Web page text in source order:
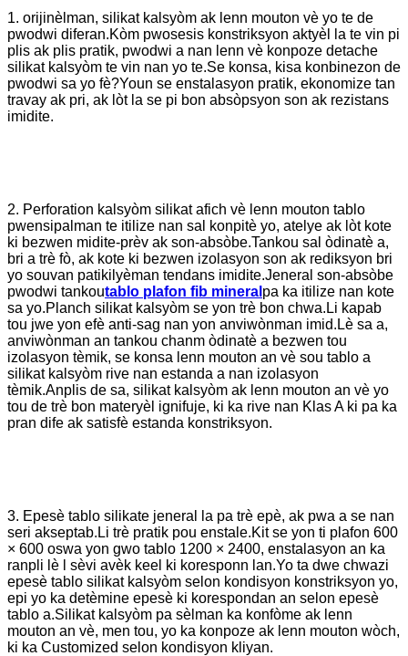
1. orijinèlman, silikat kalsyòm ak lenn mouton vè yo te de
pwodwi diferan.Kòm pwosesis konstriksyon aktyèl la te vin pi
plis ak plis pratik, pwodwi a nan lenn vè konpoze detache
silikat kalsyòm te vin nan yo te.Se konsa, kisa konbinezon de
pwodwi sa yo fè?Youn se enstalasyon pratik, ekonomize tan
travay ak pri, ak lòt la se pi bon absòpsyon son ak rezistans
imidite.
2. Perforation kalsyòm silikat afich vè lenn mouton tablo
pwensipalman te itilize nan sal konpitè yo, atelye ak lòt kote
ki bezwen midite-prèv ak son-absòbe.Tankou sal òdinatè a,
bri a trè fò, ak kote ki bezwen izolasyon son ak rediksyon bri
yo souvan patikilyèman tendans imidite.Jeneral son-absòbe
pwodwi tankoutablo plafon fib mineral pa ka itilize nan kote
sa yo.Planch silikat kalsyòm se yon trè bon chwa.Li kapab
tou jwe yon efè anti-sag nan yon anviwònman imid.Lè sa a,
anviwònman an tankou chanm òdinatè a bezwen tou
izolasyon tèmik, se konsa lenn mouton an vè sou tablo a
silikat kalsyòm rive nan estanda a nan izolasyon
tèmik.Anplis de sa, silikat kalsyòm ak lenn mouton an vè yo
tou de trè bon materyèl ignifuje, ki ka rive nan Klas A ki pa ka
pran dife ak satisfè estanda konstriksyon.
3. Epesè tablo silikate jeneral la pa trè epè, ak pwa a se nan
seri akseptab.Li trè pratik pou enstale.Kit se yon ti plafon 600
× 600 oswa yon gwo tablo 1200 × 2400, enstalasyon an ka
ranpli lè l sèvi avèk keel ki koresponn lan.Yo ta dwe chwazi
epesè tablo silikat kalsyòm selon kondisyon konstriksyon yo,
epi yo ka detèmine epesè ki korespondan an selon epesè
tablo a.Silikat kalsyòm pa sèlman ka konfòme ak lenn
mouton an vè, men tou, yo ka konpoze ak lenn mouton wòch,
ki ka Customized selon kondisyon kliyan.